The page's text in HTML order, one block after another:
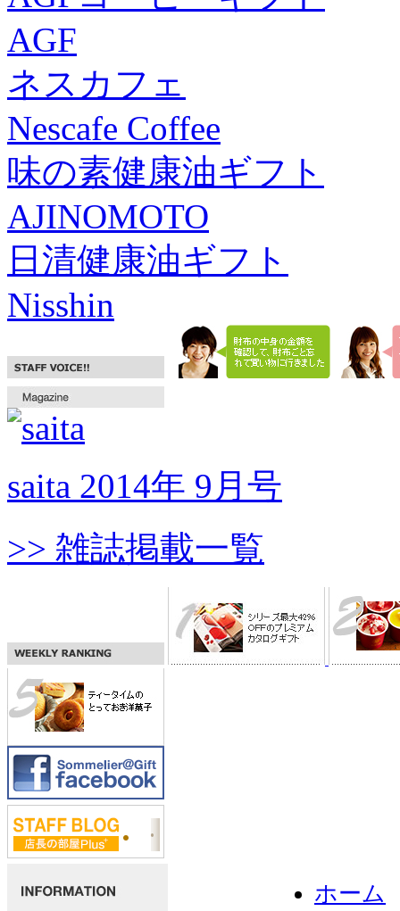
AGF
ネスカフェ
Nescafe Coffee
味の素健康油ギフト
AJINOMOTO
日清健康油ギフト
Nisshin
saita 2014年 9月号
>> 雑誌掲載一覧
ホーム